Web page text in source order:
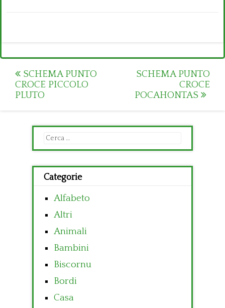
Post
navigation
SCHEMA PUNTO
CROCE PICCOLO
PLUTO
SCHEMA PUNTO
CROCE
POCAHONTAS
Ricerca
per:
Categorie
Alfabeto
Altri
Animali
Bambini
Biscornu
Bordi
Casa